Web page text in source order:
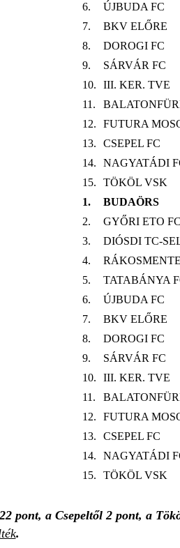
6.
ÚJBUDA FC
7.
BKV ELŐRE
8.
DOROGI FC
9.
SÁRVÁR FC
10.
III. KER. TVE
11.
12.
FUTURA
13.
CSEPEL FC
14.
NAGYATÁDI
15.
TÖKÖL VSK
1. BUDAÖRS
2.
GYŐRI ETO FC
3.
DIÓSDI TC-
4.
5.
TATABÁNYA
6.
ÚJBUDA FC
7.
BKV ELŐRE
8.
DOROGI FC
9.
SÁRVÁR FC
10.
III. KER. TVE
11.
12.
FUTURA
13.
CSEPEL FC
14.
NAGYATÁDI
15.
TÖKÖL VSK
pont, a Csepeltől 2 pont, a
.